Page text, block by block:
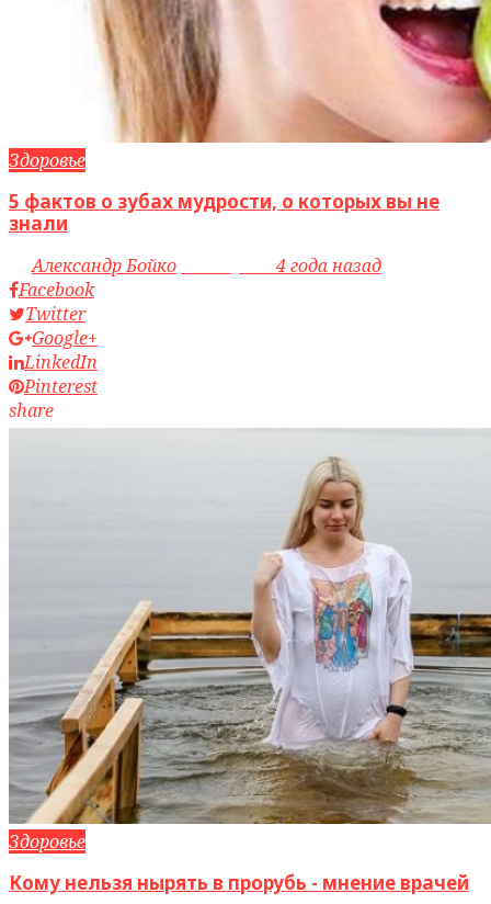
Здоровье
5 фактов о зубах мудрости, о которых вы не
знали
byАлександр Бойко
4 года назад
Facebook
Twitter
Google+
LinkedIn
Pinterest
share
Здоровье
Кому нельзя нырять в прорубь - мнение врачей